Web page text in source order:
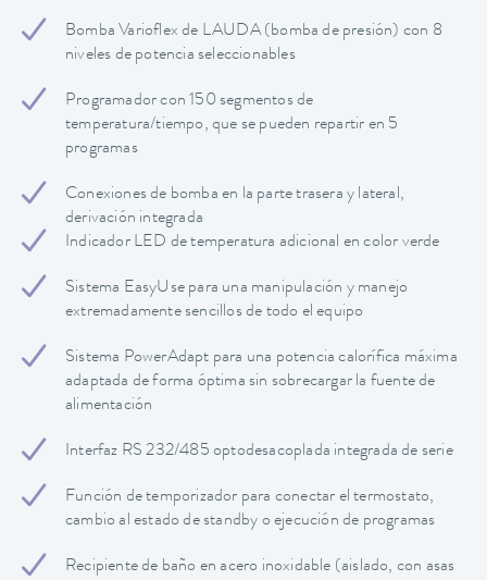
Bomba Varioflex de LAUDA (bomba de presión) con 8
niveles de potencia seleccionables
Programador con 150 segmentos de
temperatura/tiempo, que se pueden repartir en 5
programas
Conexiones de bomba en la parte trasera y lateral,
derivación integrada
Indicador LED de temperatura adicional en color verde
Sistema EasyUse para una manipulación y manejo
extremadamente sencillos de todo el equipo
Sistema PowerAdapt para una potencia calorífica máxima
adaptada de forma óptima sin sobrecargar la fuente de
alimentación
Interfaz RS 232/485 optodesacoplada integrada de serie
Función de temporizador para conectar el termostato,
cambio al estado de standby o ejecución de programas
Recipiente de baño en acero inoxidable (aislado, con asas